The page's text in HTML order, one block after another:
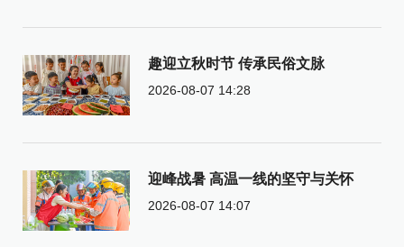
趣迎立秋时节 传承民俗文脉
2026-08-07 14:28
迎峰战暑 高温一线的坚守与关怀
2026-08-07 14:07